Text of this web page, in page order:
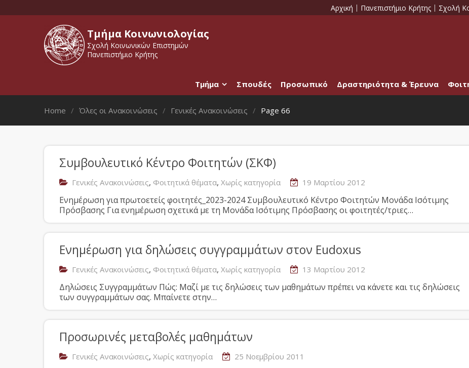
Αρχική Πανεπιστήμιο Κρήτης Σχολή
Τμήμα Κοινωνιολογίας
Σχολή Κοινωνικών Επιστημών
Πανεπιστήμιο Κρήτης
Τμήμα Σπουδές Προσωπικό Δραστηριότητα & Έρευνα
Home Όλες οι Ανακοινώσεις Γενικές Ανακοινώσεις Page 66
Συμβουλευτικό Κέντρο Φοιτητών (ΣΚΦ)
Γενικές Ανακοινώσεις, Φοιτητικά θέματα, Χωρίς κατηγορία 19 Μαρτίου 2012
Ενημέρωση για πρωτοετείς φοιτητές_2023-2024 Συμβουλευτικό Κέντρο Φοιτητών Μονάδα Ισότιμης
Πρόσβασης Για ενημέρωση σχετικά με τη Μονάδα Ισότιμης Πρόσβασης οι φοιτητές/τριες…
Ενημέρωση για δηλώσεις συγγραμμάτων στον Eudoxus
Γενικές Ανακοινώσεις, Φοιτητικά θέματα, Χωρίς κατηγορία 13 Μαρτίου 2012
Δηλώσεις Συγγραμμάτων Πώς: Μαζί με τις δηλώσεις των μαθημάτων πρέπει να κάνετε και τις δηλώσεις
των συγγραμμάτων σας. Μπαίνετε στην…
Προσωρινές μεταβολές μαθημάτων
Γενικές Ανακοινώσεις, Χωρίς κατηγορία 25 Νοεμβρίου 2011